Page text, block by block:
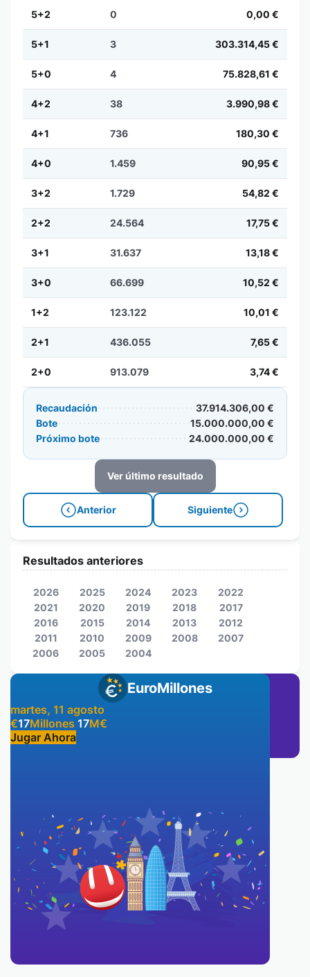
5+2 0 0,00 €
5+1 3 303.314,45 €
5+0 4 75.828,61 €
4+2 38 3.990,98 €
4+1 736 180,30 €
4+0 1.459 90,95 €
3+2 1.729 54,82 €
2+2 24.564 17,75 €
3+1 31.637 13,18 €
3+0 66.699 10,52 €
1+2 123.122 10,01 €
2+1 436.055 7,65 €
2+0 913.079 3,74 €
Recaudación
37.914.306,00 €
Bote
15.000.000,00 €
Próximo bote
24.000.000,00 €
Ver último resultado
Anterior Siguiente
EuroMillones
martes, 11 agosto
€17Millones 17M€
Jugar Ahora
Resultados anteriores
2026 2025 2024 2023
2022
2021
2020 2019 2018
2017
2016
2015 2014 2013
2012
2011
2010 2009 2008
2007
2006
2005 2004